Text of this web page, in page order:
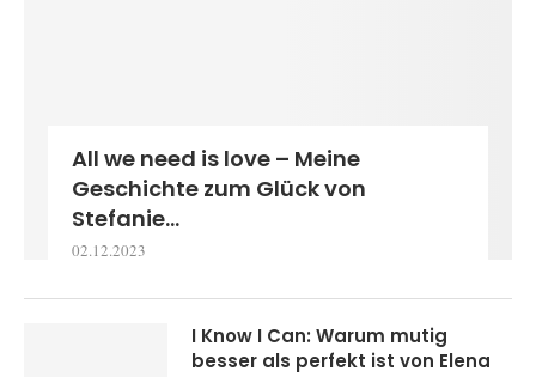
All we need is love – Meine
Geschichte zum Glück von
Stefanie...
02.12.2023
I Know I Can: Warum mutig
besser als perfekt ist von Elena